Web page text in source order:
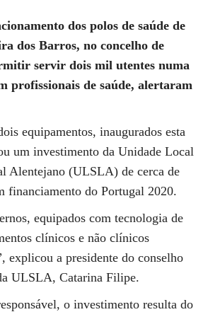
dos polos de saúde de
dos Barros, no concelho de
servir dois mil utentes numa
profissionais de saúde, alertaram
equipamentos, inaugurados esta
um investimento da Unidade Local
Alentejano (ULSLA) de cerca de
financiamento do Portugal 2020.
equipados com tecnologia de
clínicos e não clínicos
explicou a presidente do conselho
ULSLA, Catarina Filipe.
o investimento resulta do